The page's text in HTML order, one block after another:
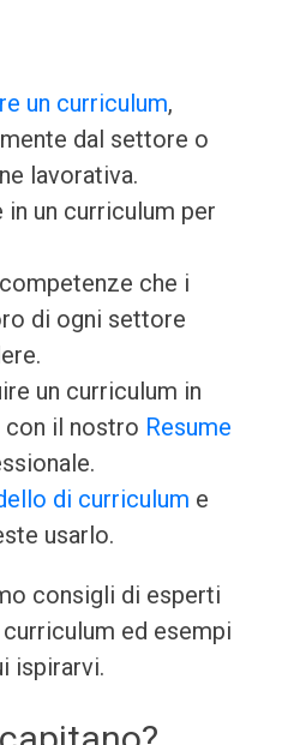
un curriculum,
dal settore o
lavorativa.
in un curriculum per
che i
di ogni settore
un curriculum in
il nostro Resume
di curriculum e
usarlo.
consigli di esperti
ed esempi
ispirarvi.